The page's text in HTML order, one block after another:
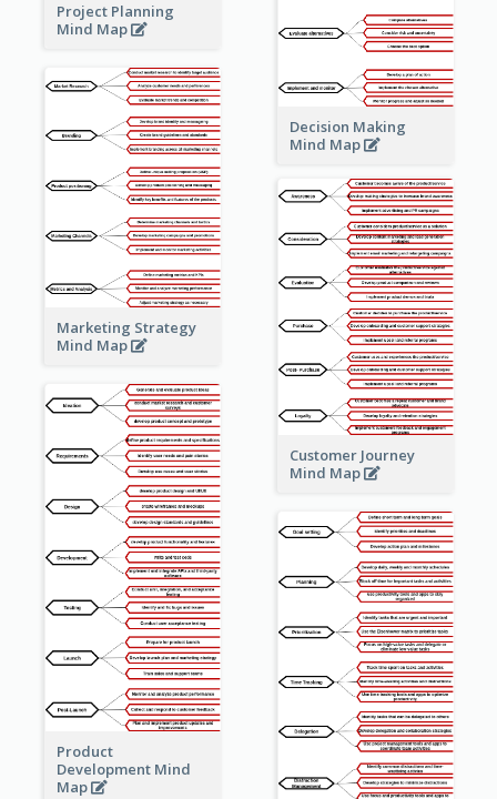
Project Planning
Mind Map
Decision Making
Mind Map
Marketing Strategy
Mind Map
Customer Journey
Mind Map
Product
Development Mind
Map